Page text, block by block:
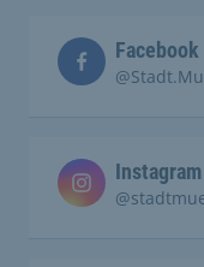
Facebook
Instagram